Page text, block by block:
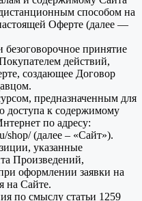
способом на
Оферте (далее —
принятие
действий,
создающее Договор
предназначенным для
доступа к содержимому
по адресу:
shop/ (далее – «Сайт»).
указанные
Произведений,
оформлении заявки на
на Сайте.
по смыслу статьи 1259